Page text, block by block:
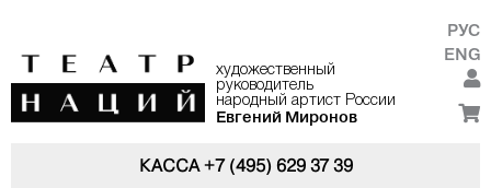
художественный
руководитель
народный артист России
Евгений Миронов
РУС
ENG
КАССА+7 (495) 629 37 39